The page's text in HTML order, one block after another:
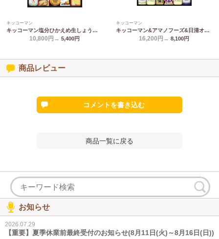
キッコーマン
キッコーマン塩分ひかえめ生しょうゆ詰合せギフト OR-1002
10,800円→ 5,400円
キッコーマン
キッコーマン&アマノフーズ&日清オイリオ バラエティセット ASC-150R
16,200円→ 8,100円
商品レビュー
コメントを書き込む
商品一覧に戻る
お知らせ
2026.07.29
【重要】夏季休業前最終受付のお知らせ(8月11日(火)～8月16日(日))